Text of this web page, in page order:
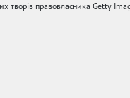
творів правовласника Getty